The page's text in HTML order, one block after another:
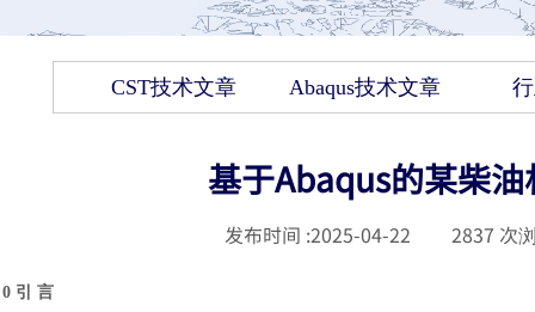
CST技术文章 Abaqus技术文章
基于Abaqus的某柴
发布时间 :2025-04-22 2837 次
0 引 言